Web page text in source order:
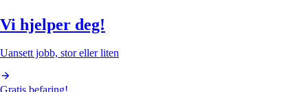
Vi hjelper deg!
Uansett jobb, stor eller liten